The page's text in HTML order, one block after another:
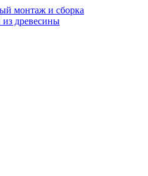
монтаж и сборка
древесины